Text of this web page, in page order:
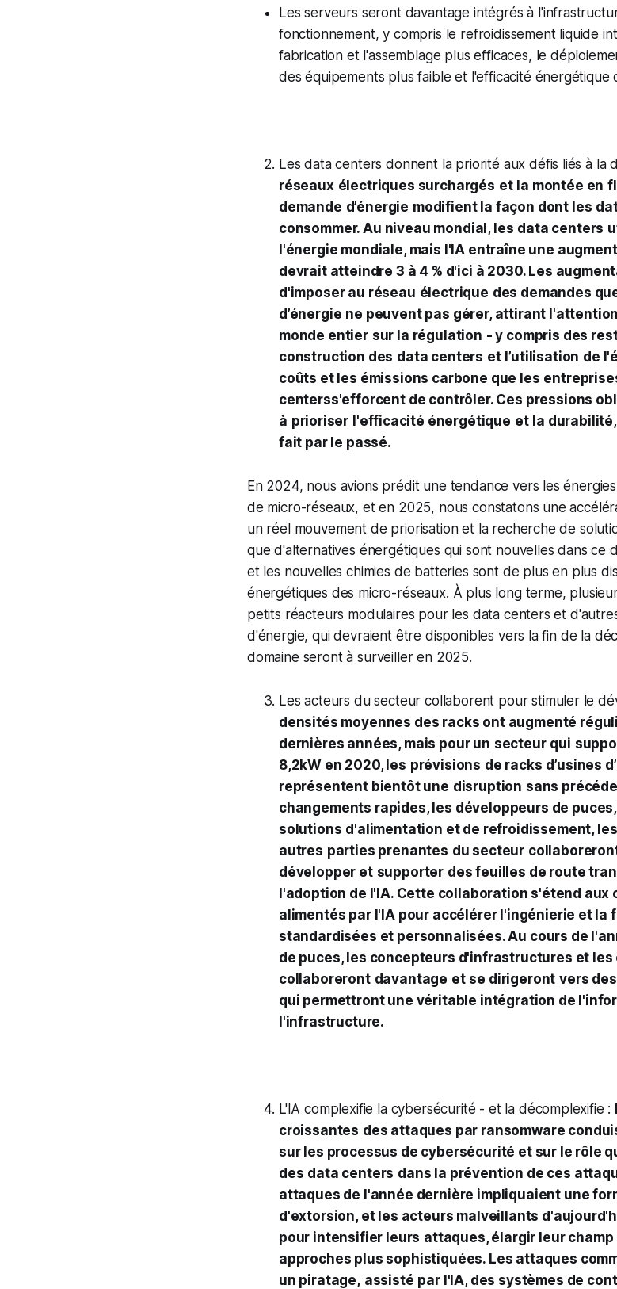
Les serveurs seront davantage intégrés à
fonctionnement, y compris le refroidissement liquide
fabrication et l'assemblage plus efficaces, le
des équipements plus faible et l'efficacité énergétique
Les data centers donnent la priorité aux défis liés à la
réseaux électriques surchargés et la montée en
demande d’énergie modifient la façon dont les
consommer. Au niveau mondial, les data centers
l'énergie mondiale, mais l'IA entraîne une
devrait atteindre 3 à 4 % d'ici à 2030. Les
d'imposer au réseau électrique des demandes
d’énergie ne peuvent pas gérer, attirant
monde entier sur la régulation - y compris des
construction des data centers et l’utilisation de
coûts et les émissions carbone que les
centerss'efforcent de contrôler. Ces pressions
à prioriser l'efficacité énergétique et la durabilité,
fait par le passé.
En 2024, nous avions prédit une tendance vers les
de micro-réseaux, et en 2025, nous constatons une
un réel mouvement de priorisation et la recherche de
que d'alternatives énergétiques qui sont nouvelles dans ce
et les nouvelles chimies de batteries sont de plus en plus
énergétiques des micro-réseaux. À plus long terme,
petits réacteurs modulaires pour les data centers et
d'énergie, qui devraient être disponibles vers la fin de la
domaine seront à surveiller en 2025.
Les acteurs du secteur collaborent pour stimuler le
densités moyennes des racks ont augmenté
dernières années, mais pour un secteur qui
8,2kW en 2020, les prévisions de racks d’usines
représentent bientôt une disruption sans
changements rapides, les développeurs de
solutions d'alimentation et de refroidissement, les
autres parties prenantes du secteur
développer et supporter des feuilles de route
l'adoption de l'IA. Cette collaboration s'étend
alimentés par l'IA pour accélérer l'ingénierie et la
standardisées et personnalisées. Au cours de
de puces, les concepteurs d'infrastructures et les
collaboreront davantage et se dirigeront vers
qui permettront une véritable intégration de
l'infrastructure.
L'IA complexifie la cybersécurité - et la décomplexifie :
croissantes des attaques par ransomware
sur les processus de cybersécurité et sur le rôle
des data centers dans la prévention de ces
attaques de l'année dernière impliquaient une
d'extorsion, et les acteurs malveillants
pour intensifier leurs attaques, élargir leur
approches plus sophistiquées. Les attaques
un piratage, assisté par l'IA, des systèmes de